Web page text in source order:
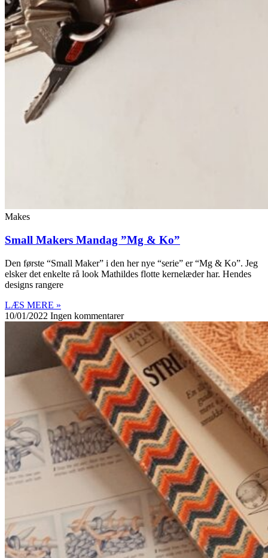
Makes
Small Makers Mandag ”Mg & Ko”
Den første “Small Maker” i den her nye “serie” er “Mg & Ko”. Jeg
elsker det enkelte rå look Mathildes flotte kernelæder har. Hendes
designs rangere
LÆS MERE »
10/01/2022 Ingen kommentarer